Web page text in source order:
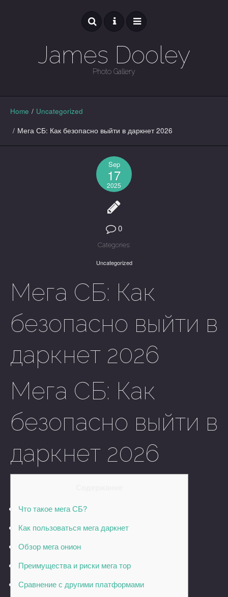
James Dooley
Photo Gallery
GALLERY
Home / Uncategorized
/ Мега СБ: Как безопасно выйти в даркнет 2026
Sep
17
2025
0
Categories:
Uncategorized
Мега СБ: Как
безопасно выйти в
даркнет 2026
Мега СБ: Как
безопасно выйти в
даркнет 2026
Что такое мега СБ?
Как пользоваться мега даркнет
Обзор мега онион
Преимущества и риски мега тор
Сравнение с другими платформами